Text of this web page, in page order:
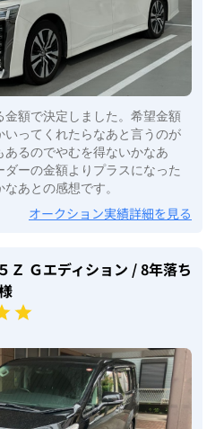
額で決定しました。希望金額
いってくれたらなあと言うのが
るのでやむを得ないかなあ
ーの金額よりプラスになった
あとの感想です。
オークション実績詳細を見る
Ｚ Ｇエディション / 8年落ち